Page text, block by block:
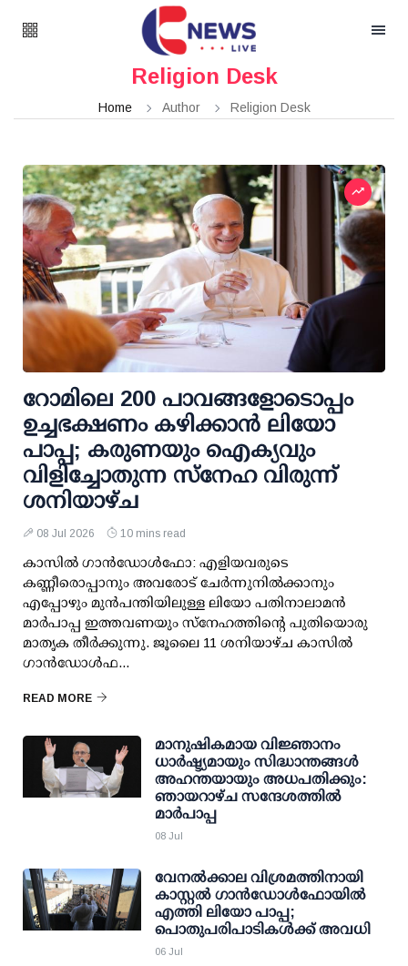
Religion Desk
Home Author Religion Desk
റോമിലെ 200 പാവങ്ങളോടൊപ്പം
ഉച്ചഭക്ഷണം കഴിക്കാൻ ലിയോ
പാപ്പ; കരുണയും ഐക്യവും
വിളിച്ചോതുന്ന സ്നേ​ഹ വിരുന്ന്
ശനിയാഴ്ച
08 Jul 2026 10 mins read
കാസിൽ ഗാൻഡോൾഫോ: എളിയവരുടെ
കണ്ണീരൊപ്പാനും അവരോട് ചേർന്നുനിൽക്കാനും
എപ്പോഴും മുൻപന്തിയിലുള്ള ലിയോ പതിനാലാമൻ
മാർപാപ്പ ഇത്തവണയും സ്നേഹത്തിന്റെ പുതിയൊരു
മാതൃക തീർക്കുന്നു. ജൂലൈ 11 ശനിയാഴ്ച കാസിൽ
ഗാൻഡോൾഫ...
READ MORE
മാനുഷികമായ വിജ്ഞാനം
ധാർഷ്ട്യമായും സിദ്ധാന്തങ്ങൾ
അഹന്തയായും അധപതിക്കും:
ഞായറാഴ്ച സന്ദേശത്തിൽ
മാർപാപ്പ
08 Jul
വേനൽക്കാല വിശ്രമത്തിനായി
കാസ്റ്റൽ ഗാൻഡോൾഫോയിൽ
എത്തി ലിയോ പാപ്പ;
പൊതുപരിപാടികൾക്ക് അവധി
06 Jul